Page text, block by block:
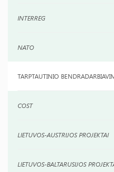
INTERREG
NATO
TARPTAUTINIO
COST
LIETUVOS-AUSTRIJOS PROJEKTAI
LIETUVOS-BALTARUSIJOS